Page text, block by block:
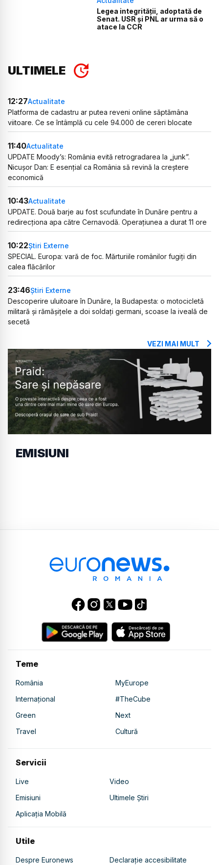
Legea integrității, adoptată de
Senat. USR și PNL ar urma să o
atace la CCR
ULTIMELE
12:27Actualitate
Platforma de cadastru ar putea reveni online săptămâna
viitoare. Ce se întâmplă cu cele 94.000 de cereri blocate
11:40Actualitate
UPDATE Moody’s: România evită retrogradarea la „junk”.
Nicușor Dan: E esențial ca România să revină la creștere
economică
10:43Actualitate
UPDATE. Două barje au fost scufundate în Dunăre pentru a
redirecționa apa către Cernavodă. Operațiunea a durat 11 ore
10:22Știri Externe
SPECIAL. Europa: vară de foc. Mărturiile românilor fugiți din
calea flăcărilor
23:46Știri Externe
Descoperire uluitoare în Dunăre, la Budapesta: o motocicletă
militară și rămășițele a doi soldați germani, scoase la iveală de
secetă
VEZI MAI MULT
EMISIUNI
Teme
România
MyEurope
Internațional
#TheCube
Green
Next
Travel
Cultură
Servicii
Live
Video
Emisiuni
Ultimele Știri
Aplicația Mobilă
Utile
Despre Euronews Declarație accesibilitate